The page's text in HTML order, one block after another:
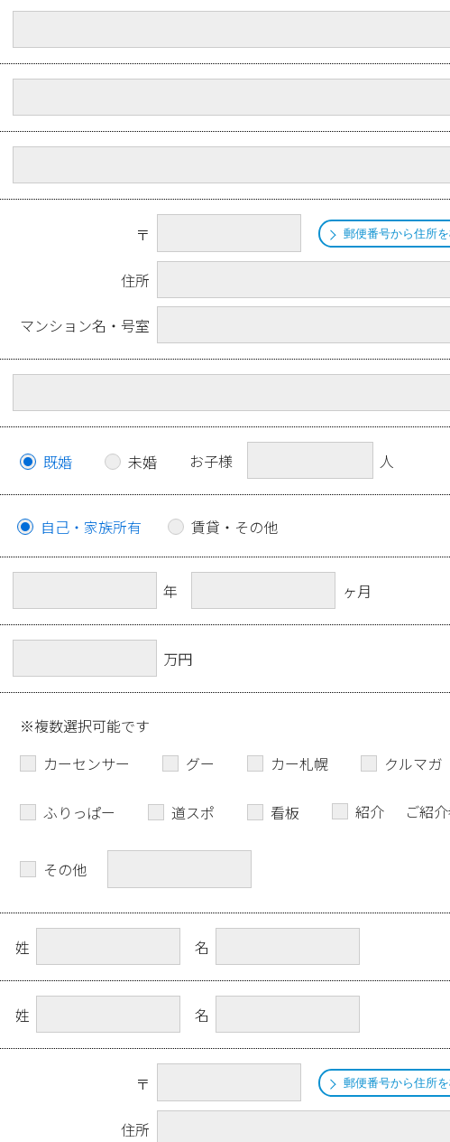
〒 郵便番号から住所
住所
マンション名・号室
既婚 未婚 お子様 人
自己・家族所有 賃貸・その他
年 ヶ月
万円
※複数選択可能です
カーセンサー
グー カー札幌 クルマガ
ふりっぱー 道スポ 看板 紹介 ご紹
その他
姓 名
姓 名
〒 郵便番号から住所
住所